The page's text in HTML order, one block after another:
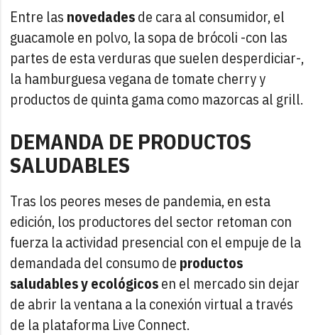
Entre las novedadesde cara al consumidor, el
guacamole en polvo, la sopa de brócoli -con las
partes de esta verduras que suelen desperdiciar-,
la hamburguesa vegana de tomate cherry y
productos de quinta gama como mazorcas al grill.
DEMANDA DE PRODUCTOS
SALUDABLES
Tras los peores meses de pandemia, en esta
edición, los productores del sector retoman con
fuerza la actividad presencial con el empuje de la
demandada del consumo de productos
saludables y ecológicosen el mercado sin dejar
de abrir la ventana a la conexión virtual a través
de la plataforma Live Connect.